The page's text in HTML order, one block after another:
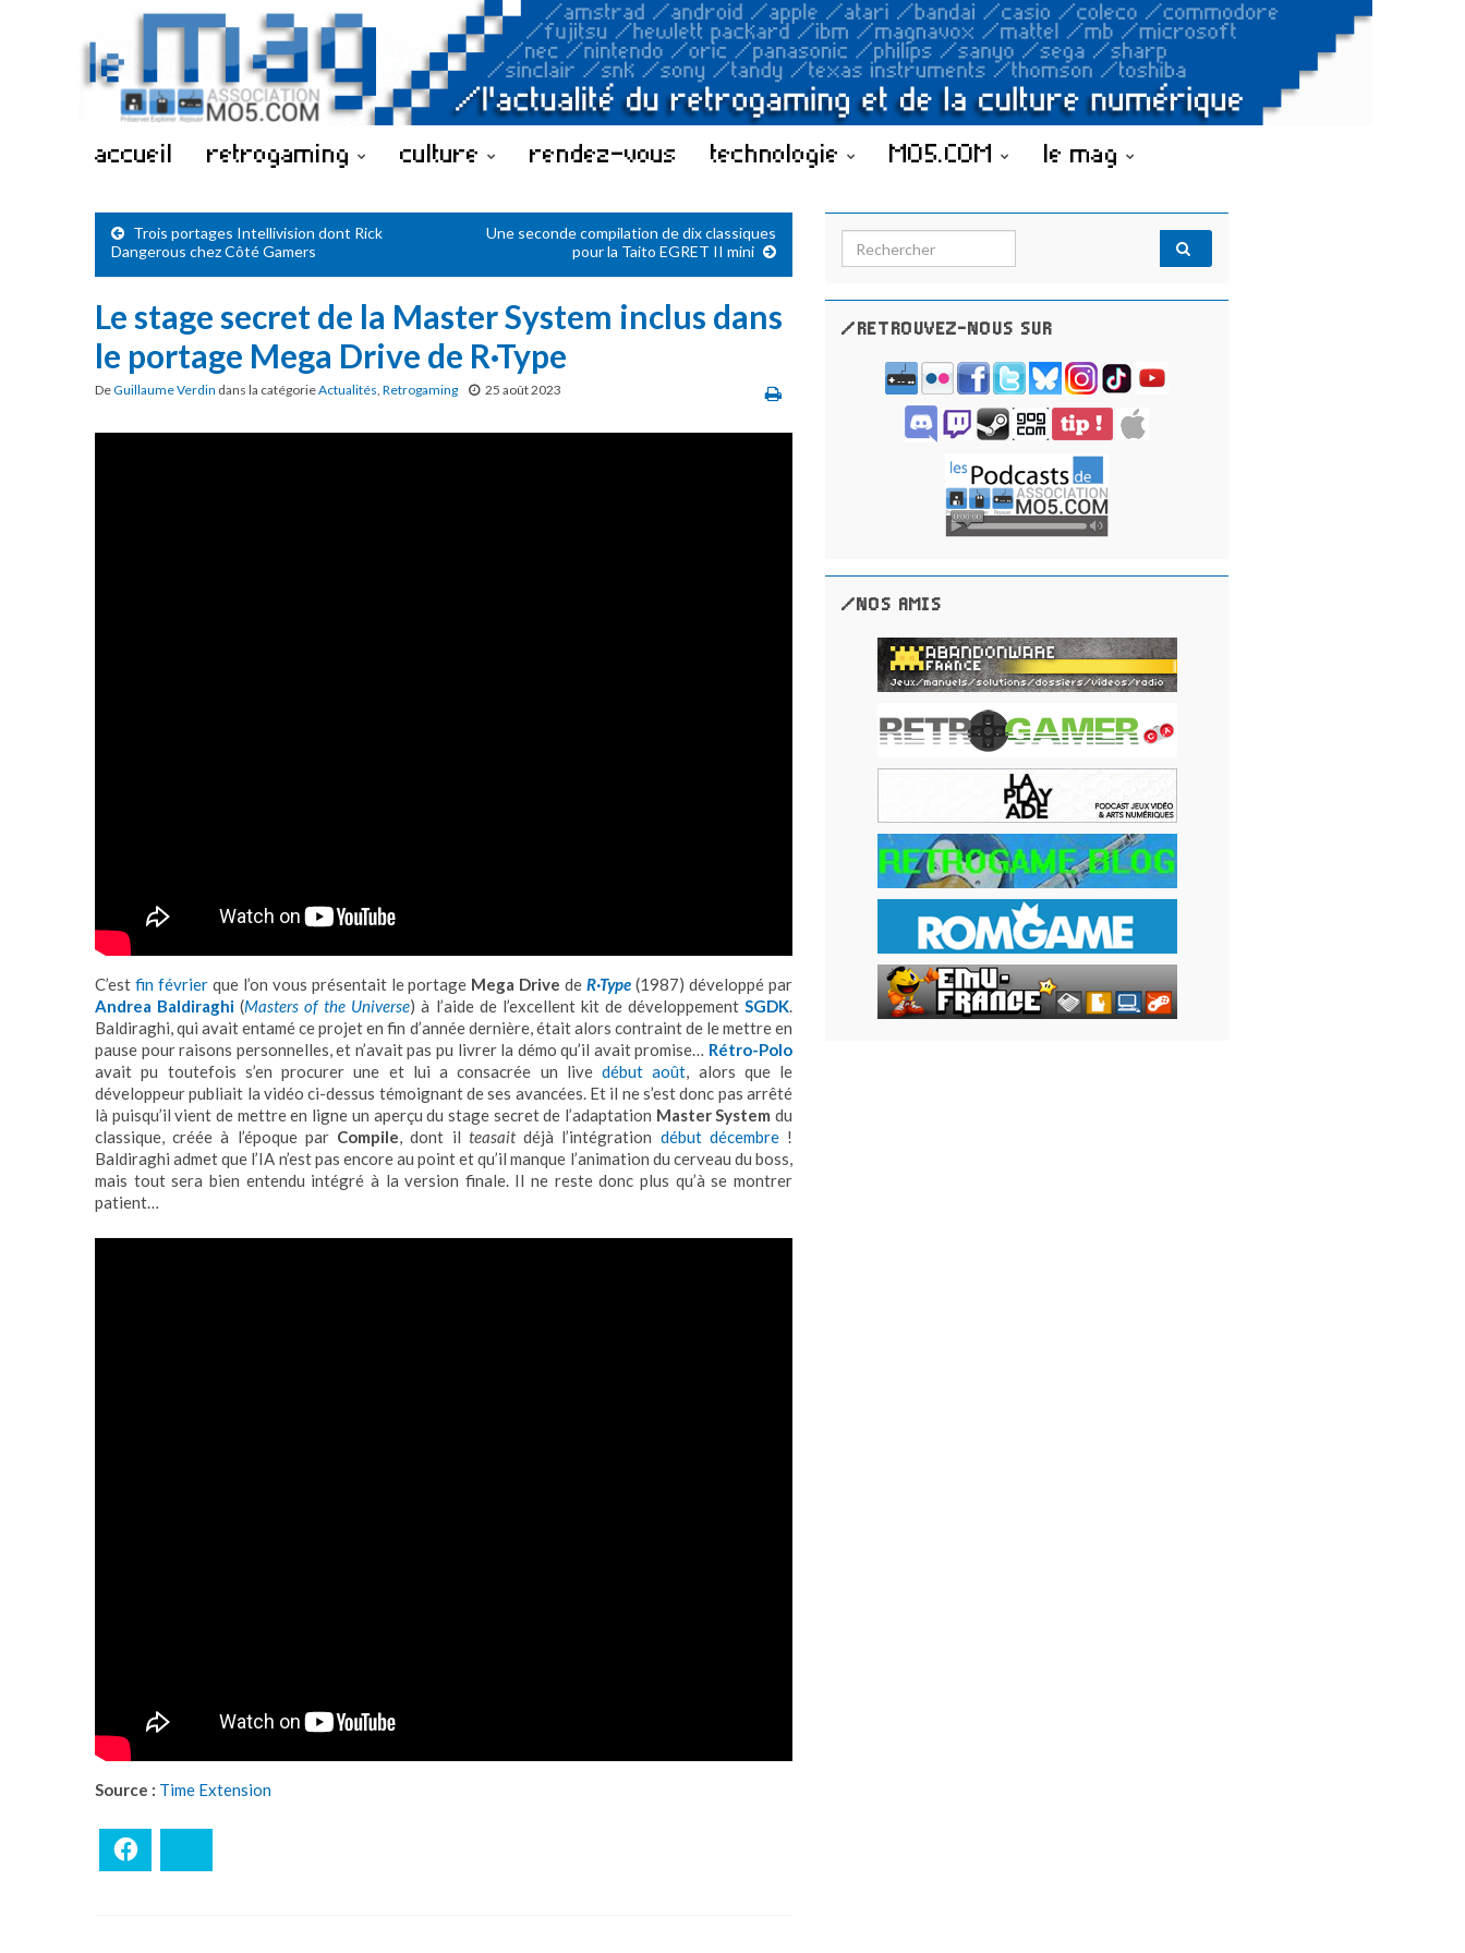
accueil retrogaming culture rendez-vous technologie MO5.COM le mag
Trois portages Intellivision dont Rick
Dangerous chez Côté Gamers
Une seconde compilation de dix classiques
pour la Taito EGRET II mini
Le stage secret de la Master System inclus dans
le portage Mega Drive de R·Type
DeGuillaume Verdin dans la catégorieActualités, Retrogaming 25 août 2023
C’est fin févrierque l’on vous présentait le portage Mega Drive deR·Type (1987) développé par
Andrea Baldiraghi (Masters of the Universe) à l’aide de l’excellent kit de développementSGDK.
Baldiraghi, qui avait entamé ce projet en fin d’année dernière, était alors contraint de le mettre en
pause pour raisons personnelles, et n’avait pas pu livrer la démo qu’il avait promise… Rétro-Polo
avait pu toutefois s’en procurer une et lui a consacrée un live début août, alors que le
développeur publiait la vidéo ci-dessus témoignant de ses avancées. Et il ne s’est donc pas arrêté
là puisqu’il vient de mettre en ligne un aperçu du stage secret de l’adaptation Master System du
classique, créée à l’époque par Compile, dont il teasaitdéjà l’intégration début décembre!
Baldiraghi admet que l’IA n’est pas encore au point et qu’il manque l’animation du cerveau du boss,
mais tout sera bien entendu intégré à la version finale. Il ne reste donc plus qu’à se montrer
patient…
Source : Time Extension
Search for:
/RETROUVEZ-NOUS SUR
/NOS AMIS